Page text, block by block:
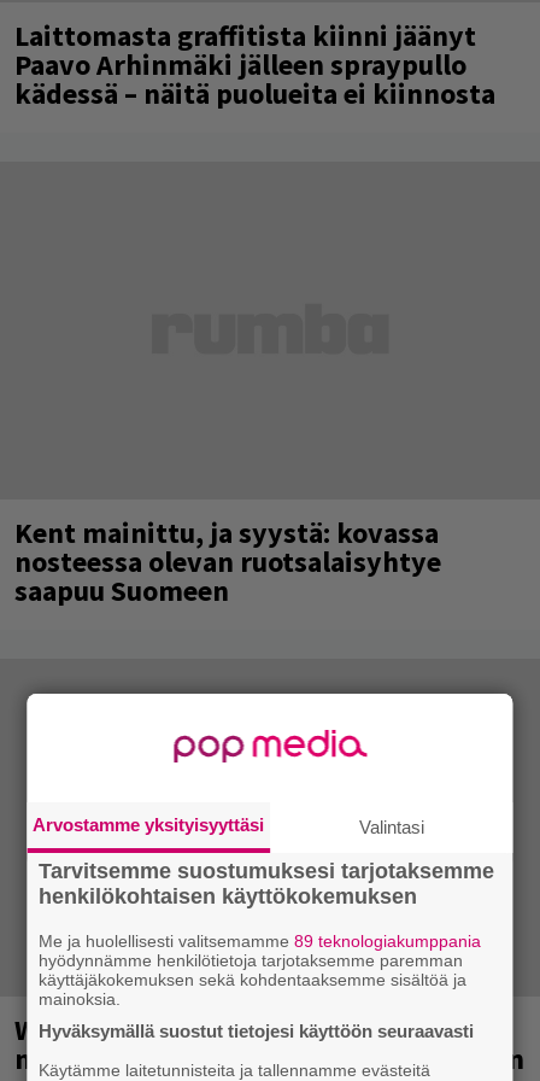
Laittomasta graffitista kiinni jäänyt
Paavo Arhinmäki jälleen spraypullo
kädessä – näitä puolueita ei kiinnosta
Kent mainittu, ja syystä: kovassa
nosteessa olevan ruotsalaisyhtye
saapuu Suomeen
Weezer palaa Suomeen yli
neljännesvuosisadan odotuksen jälkeen
Arvostamme yksityisyyttäsi Valintasi
Tarvitsemme suostumuksesi tarjotaksemme
henkilökohtaisen käyttökokemuksen
Me ja huolellisesti valitsemamme89 teknologiakumppania
hyödynnämme henkilötietoja tarjotaksemme paremman
käyttäjäkokemuksen sekä kohdentaaksemme sisältöä ja
mainoksia.
Hyväksymällä suostut tietojesi käyttöön seuraavasti
Käytämme laitetunnisteita ja tallennamme evästeitä